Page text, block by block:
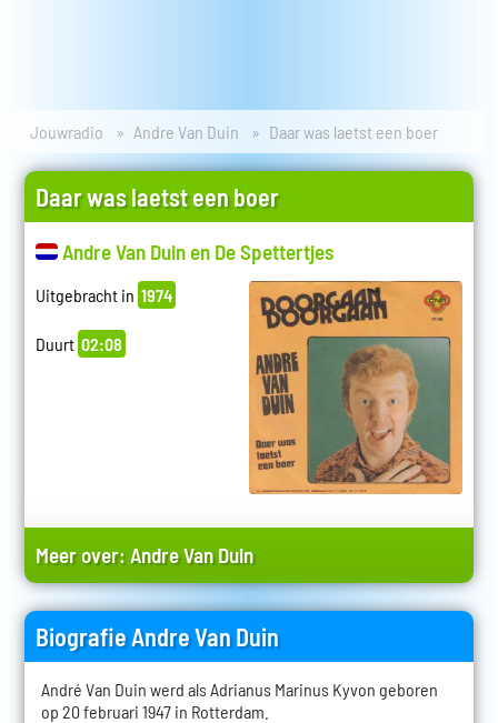
Jouwradio Andre Van Duin Daar was laetst een boer
Daar was laetst een boer
Andre Van Duin en De Spettertjes
Uitgebracht in 1974
Duurt 02:08
Meer over:Andre Van Duin
Biografie Andre Van Duin
André Van Duin werd als Adrianus Marinus Kyvon geboren
op 20 februari 1947 in Rotterdam.